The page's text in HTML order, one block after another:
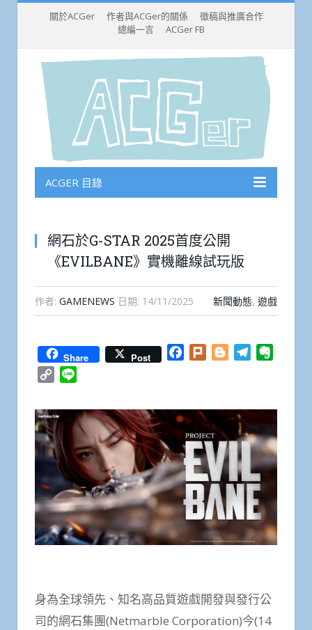
關於ACGer 作者與ACGer的關係
徵稿與推廣合作
總編一言
ACGer FB
ACGER 目錄
網石於G-STAR 2025首度公開
《EVILBANE》實機離線試玩版
作者: GAMENEWS 日期: 14/11/2025 新聞動態, 遊戲
Share Post Facebook
Plurk BloggerTelegram
Copy
身為全球領先、知名高品質遊戲開發與發行公
司的網石集團(Netmarble Corporation)今(14